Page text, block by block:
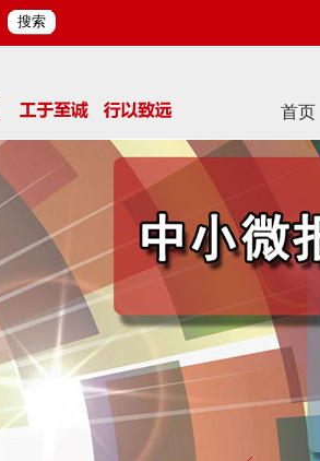
搜索
首页